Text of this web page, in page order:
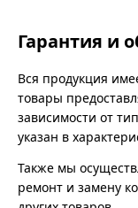
Гарантия и
Вся продукция
товары
зависимости от
указан в
Также мы
ремонт и замену